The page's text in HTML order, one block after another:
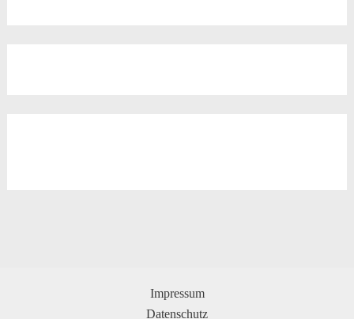
Impressum
Datenschutz